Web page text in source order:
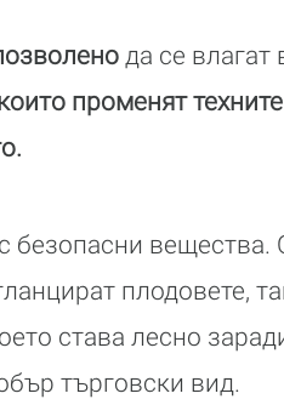
да се влагат
променят
безопасни вещества.
плодовете,
става лесно
търговски вид.